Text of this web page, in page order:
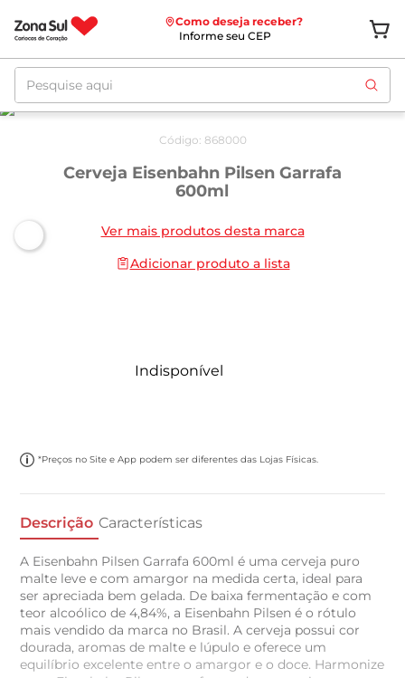
Como deseja receber?
Informe seu CEP
Pesquise aqui
Código: 868000
Cerveja Eisenbahn Pilsen Garrafa
600ml
Ver mais produtos desta marca
Adicionar produto a lista
Indisponível
*Preços no Site e App podem ser diferentes das Lojas Físicas.
Descrição Características
A Eisenbahn Pilsen Garrafa 600ml é uma cerveja puro
malte leve e com amargor na medida certa, ideal para
ser apreciada bem gelada. De baixa fermentação e com
teor alcoólico de 4,84%, a Eisenbahn Pilsen é o rótulo
mais vendido da marca no Brasil. A cerveja possui cor
dourada, aromas de malte e lúpulo e oferece um
equilíbrio excelente entre o amargor e o doce. Harmonize